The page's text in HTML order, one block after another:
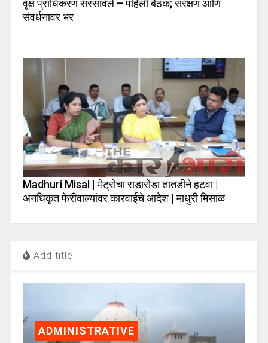
वृक्ष प्राधिकरण सरसावले – पहिली बैठक; संरक्षण आणि
संवर्धनावर भर
Madhuri Misal | मेट्रोचा राडारोडा तातडीने हटवा |
अनधिकृत फेरीवाल्यांवर कारवाईचे आदेश | माधुरी मिसाळ
Add title
ADMINISTRATIVE